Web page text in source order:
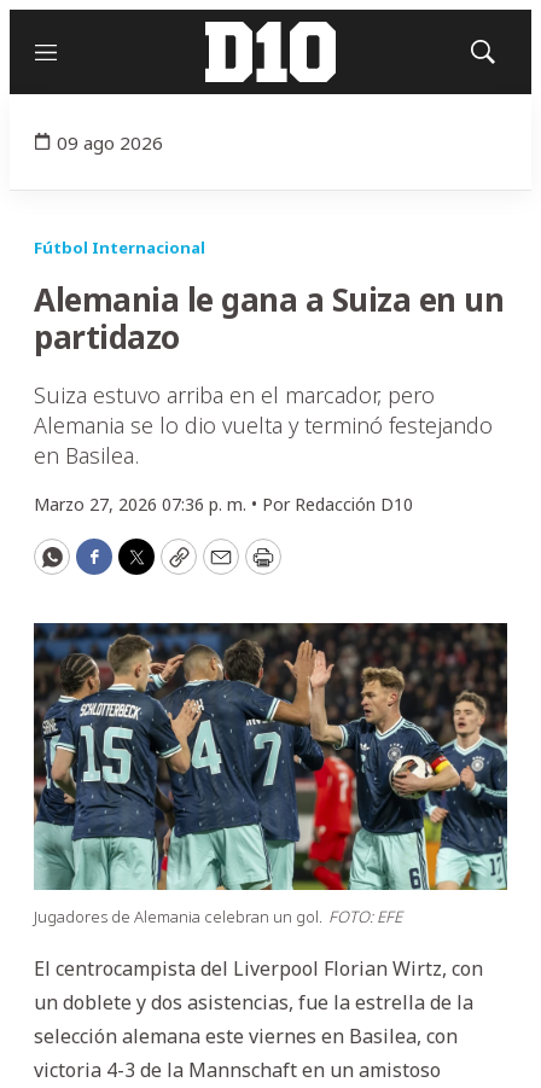
Menú
Mostrar
09 ago 2026
Fútbol Internacional
Alemania le gana a Suiza en un
partidazo
Suiza estuvo arriba en el marcador, pero
Alemania se lo dio vuelta y terminó festejando
en Basilea.
Marzo 27, 2026 07:36 p. m. • Por Redacción D10
WhatsApp
Facebook
Twitter
CopyEmailPrint
Jugadores de Alemania celebran un gol. FOTO: EFE
El centrocampista del Liverpool Florian Wirtz, con
un doblete y dos asistencias, fue la estrella de la
selección alemana este viernes en Basilea, con
victoria 4-3 de la Mannschaft en un amistoso